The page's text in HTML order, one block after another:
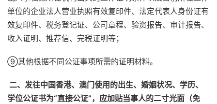
单位的企业法人营业执照有效复印件、法定代表人身份证有
效复印件、税务登记证、公司章程、验资报告、审计报告、
收入证明、推荐信、完税证明等；
⑨其他根据不同公证事项所需的证明材料。
二、发往中国香港、澳门使用的出生、婚姻状况、学历、
学位公证书为“直接公证”，应加贴当事人的二寸光面（免